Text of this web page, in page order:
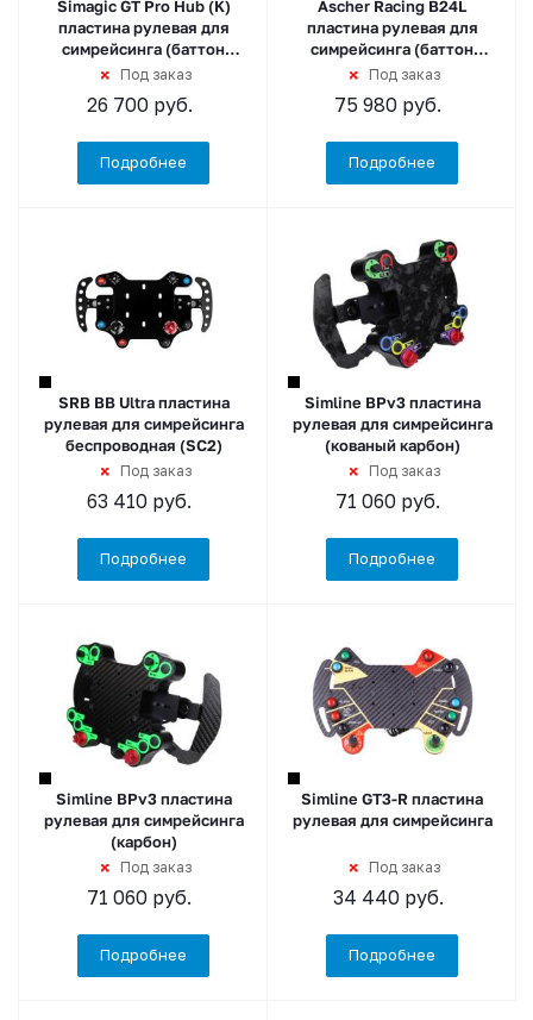
Simagic GT Pro Hub (K)
пластина рулевая для
симрейсинга (баттон
плейт), черный
Под заказ
26 700руб.
Подробнее
Ascher Racing B24L
пластина рулевая для
симрейсинга (баттон
плейт) беспроводная (SC2)
Под заказ
75 980 руб.
Подробнее
SRB BB Ultra пластина
рулевая для симрейсинга
беспроводная (SC2)
Под заказ
63 410 руб.
Подробнее
Simline BPv3 пластина
рулевая для симрейсинга
(кованый карбон)
Под заказ
71 060 руб.
Подробнее
Simline BPv3 пластина
рулевая для симрейсинга
(карбон)
Под заказ
71 060 руб.
Подробнее
Simline GT3-R пластина
рулевая для симрейсинга
Под заказ
34 440руб.
Подробнее